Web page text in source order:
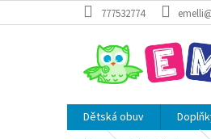
na
777532774
Dětská obuv